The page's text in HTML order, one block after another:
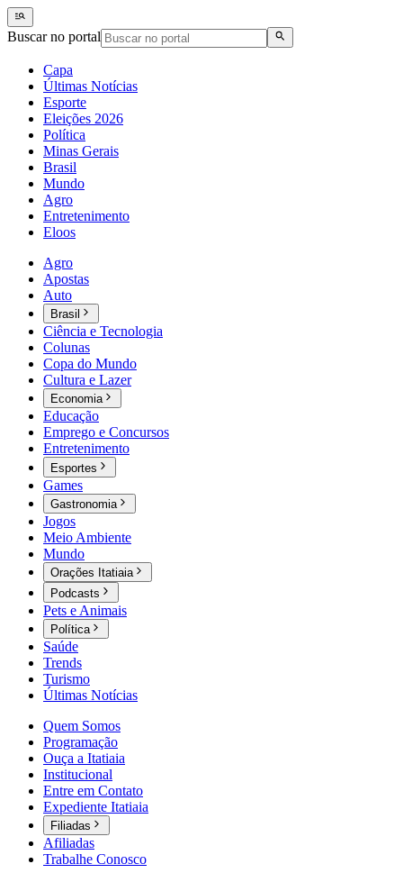
Buscar no portal
Capa
Últimas Notícias
Esporte
Eleições 2026
Política
Minas Gerais
Brasil
Mundo
Agro
Entretenimento
Eloos
Agro
Apostas
Auto
Brasil
Ciência e Tecnologia
Colunas
Copa do Mundo
Cultura e Lazer
Economia
Educação
Emprego e Concursos
Entretenimento
Esportes
Games
Gastronomia
Jogos
Meio Ambiente
Mundo
Orações Itatiaia
Podcasts
Pets e Animais
Política
Saúde
Trends
Turismo
Últimas Notícias
Quem Somos
Programação
Ouça a Itatiaia
Institucional
Entre em Contato
Expediente Itatiaia
Filiadas
Afiliadas
Trabalhe Conosco